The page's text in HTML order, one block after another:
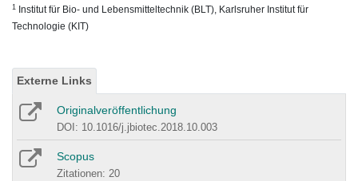
1 Institut für Bio- und Lebensmitteltechnik (BLT), Karlsruher Institut für
Technologie (KIT)
Externe Links
Originalveröffentlichung
DOI: 10.1016/j.jbiotec.2018.10.003
Scopus
Zitationen: 20